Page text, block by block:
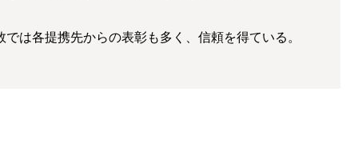
は各提携先からの表彰も多く、信頼を得ている。